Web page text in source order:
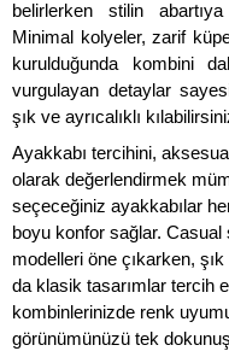
belirlerken stilin
Minimal kolyeler, zarif
kurulduğunda kombini
vurgulayan detaylar
şık ve ayrıcalıklı
Ayakkabı tercihini,
olarak değerlendirmek
seçeceğiniz ayakkabılar
boyu konfor sağlar.
modelleri öne çıkarken,
da klasik tasarımlar tercih
kombinlerinizde renk
görünümünüzü tek